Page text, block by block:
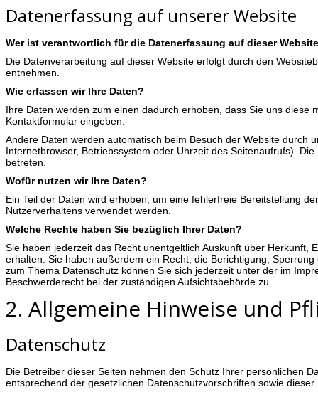
Datenerfassung auf unserer Website
Wer ist verantwortlich für die Datenerfassung auf dieser
Die Datenverarbeitung auf dieser Website erfolgt durch den
entnehmen.
Wie erfassen wir Ihre Daten?
Ihre Daten werden zum einen dadurch erhoben, dass Sie uns
Kontaktformular eingeben.
Andere Daten werden automatisch beim Besuch der Website durch
Internetbrowser, Betriebssystem oder Uhrzeit des Seitenaufrufs).
betreten.
Wofür nutzen wir Ihre Daten?
Ein Teil der Daten wird erhoben, um eine fehlerfreie Bereitstellung
Nutzerverhaltens verwendet werden.
Welche Rechte haben Sie bezüglich Ihrer Daten?
Sie haben jederzeit das Recht unentgeltlich Auskunft über
erhalten. Sie haben außerdem ein Recht, die Berichtigung,
zum Thema Datenschutz können Sie sich jederzeit unter der im
Beschwerderecht bei der zuständigen Aufsichtsbehörde zu.
2. Allgemeine Hinweise und
Datenschutz
Die Betreiber dieser Seiten nehmen den Schutz Ihrer persönlichen
entsprechend der gesetzlichen Datenschutzvorschriften sowie